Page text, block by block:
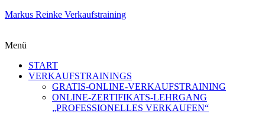
Markus Reinke Verkaufstraining
Menü
START
VERKAUFSTRAININGS
GRATIS-ONLINE-VERKAUFSTRAINING
ONLINE-ZERTIFIKATS-LEHRGANG
„PROFESSIONELLES VERKAUFEN“